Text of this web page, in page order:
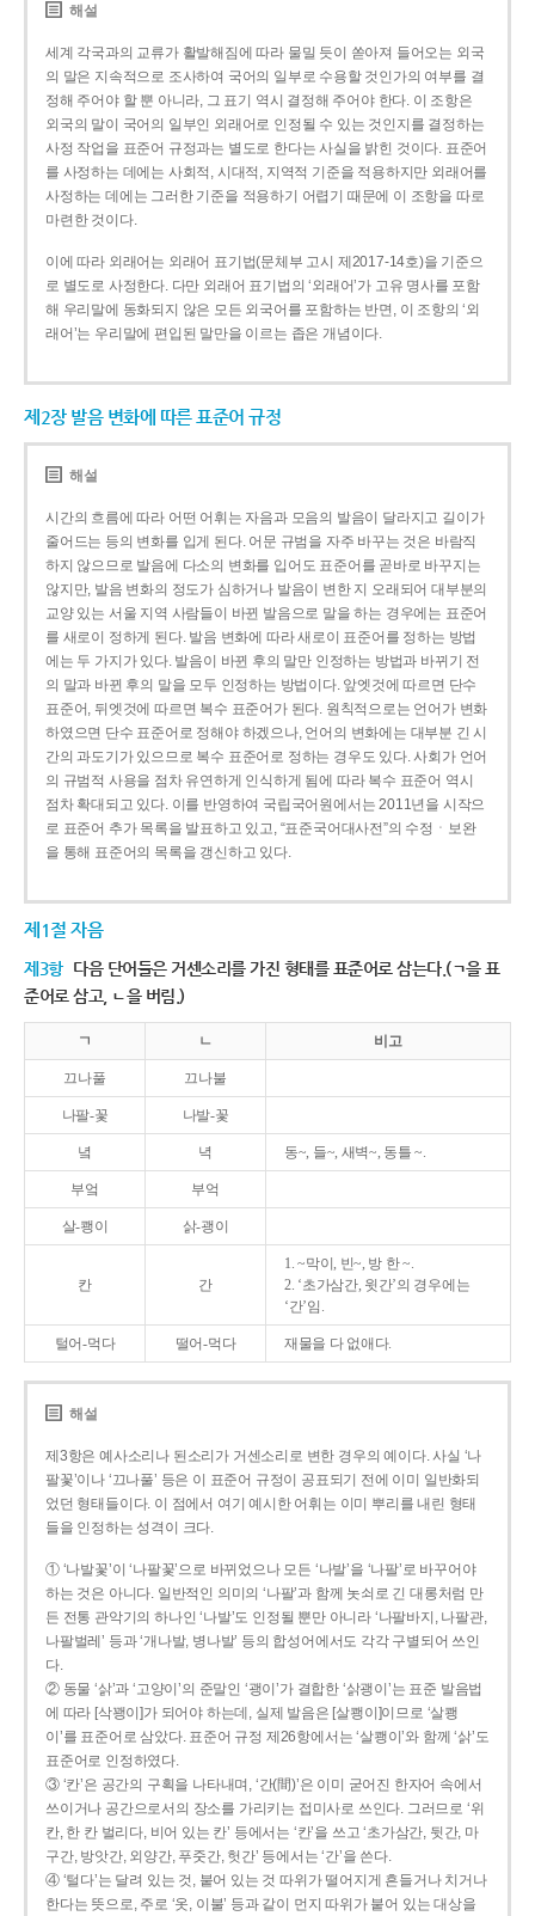
해설
세계 각국과의 교류가 활발해짐에 따라 물밀 듯이 쏟아져 들어오는 외국
의 말은 지속적으로 조사하여 국어의 일부로 수용할 것인가의 여부를 결
정해 주어야 할 뿐 아니라, 그 표기 역시 결정해 주어야 한다. 이 조항은
외국의 말이 국어의 일부인 외래어로 인정될 수 있는 것인지를 결정하는
사정 작업을 표준어 규정과는 별도로 한다는 사실을 밝힌 것이다. 표준어
를 사정하는 데에는 사회적, 시대적, 지역적 기준을 적용하지만 외래어를
사정하는 데에는 그러한 기준을 적용하기 어렵기 때문에 이 조항을 따로
마련한 것이다.
이에 따라 외래어는 외래어 표기법(문체부 고시 제2017-14호)을 기준으
로 별도로 사정한다. 다만 외래어 표기법의 ‘외래어’가 고유 명사를 포함
해 우리말에 동화되지 않은 모든 외국어를 포함하는 반면, 이 조항의 ‘외
래어’는 우리말에 편입된 말만을 이르는 좁은 개념이다.
제2장 발음 변화에 따른 표준어 규정
해설
시간의 흐름에 따라 어떤 어휘는 자음과 모음의 발음이 달라지고 길이가
줄어드는 등의 변화를 입게 된다. 어문 규범을 자주 바꾸는 것은 바람직
하지 않으므로 발음에 다소의 변화를 입어도 표준어를 곧바로 바꾸지는
않지만, 발음 변화의 정도가 심하거나 발음이 변한 지 오래되어 대부분의
교양 있는 서울 지역 사람들이 바뀐 발음으로 말을 하는 경우에는 표준어
를 새로이 정하게 된다. 발음 변화에 따라 새로이 표준어를 정하는 방법
에는 두 가지가 있다. 발음이 바뀐 후의 말만 인정하는 방법과 바뀌기 전
의 말과 바뀐 후의 말을 모두 인정하는 방법이다. 앞엣것에 따르면 단수
표준어, 뒤엣것에 따르면 복수 표준어가 된다. 원칙적으로는 언어가 변화
하였으면 단수 표준어로 정해야 하겠으나, 언어의 변화에는 대부분 긴 시
간의 과도기가 있으므로 복수 표준어로 정하는 경우도 있다. 사회가 언어
의 규범적 사용을 점차 유연하게 인식하게 됨에 따라 복수 표준어 역시
점차 확대되고 있다. 이를 반영하여 국립국어원에서는 2011년을 시작으
로 표준어 추가 목록을 발표하고 있고, “표준국어대사전”의 수정ㆍ보완
을 통해 표준어의 목록을 갱신하고 있다.
제1절 자음
제3항 다음 단어들은 거센소리를 가진 형태를 표준어로 삼는다.(ㄱ을 표
준어로 삼고, ㄴ을 버림.)
ㄱ ㄴ 비고
끄나풀 끄나불
나팔-꽃 나발-꽃
녘 녁 동~, 들~, 새벽~, 동틀 ~.
부엌 부억
살-쾡이 삵-괭이
칸 간
1. ~막이, 빈~, 방 한 ~.
2. ‘초가삼간, 윗간’의 경우에는
‘간’임.
털어-먹다 떨어-먹다 재물을 다 없애다.
해설
제3항은 예사소리나 된소리가 거센소리로 변한 경우의 예이다. 사실 ‘나
팔꽃’이나 ‘끄나풀’ 등은 이 표준어 규정이 공표되기 전에 이미 일반화되
었던 형태들이다. 이 점에서 여기 예시한 어휘는 이미 뿌리를 내린 형태
들을 인정하는 성격이 크다.
① ‘나발꽃’이 ‘나팔꽃’으로 바뀌었으나 모든 ‘나발’을 ‘나팔’로 바꾸어야
하는 것은 아니다. 일반적인 의미의 ‘나팔’과 함께 놋쇠로 긴 대롱처럼 만
든 전통 관악기의 하나인 ‘나발’도 인정될 뿐만 아니라 ‘나팔바지, 나팔관,
나팔벌레’ 등과 ‘개나발, 병나발’ 등의 합성어에서도 각각 구별되어 쓰인
다.
② 동물 ‘삵’과 ‘고양이’의 준말인 ‘괭이’가 결합한 ‘삵괭이’는 표준 발음법
에 따라 [삭꽹이]가 되어야 하는데, 실제 발음은 [살쾡이]이므로 ‘살쾡
이’를 표준어로 삼았다. 표준어 규정 제26항에서는 ‘살쾡이’와 함께 ‘삵’도
표준어로 인정하였다.
③ ‘칸’은 공간의 구획을 나타내며, ‘간(間)’은 이미 굳어진 한자어 속에서
쓰이거나 공간으로서의 장소를 가리키는 접미사로 쓰인다. 그러므로 ‘위
칸, 한 칸 벌리다, 비어 있는 칸’ 등에서는 ‘칸’을 쓰고 ‘초가삼간, 뒷간, 마
구간, 방앗간, 외양간, 푸줏간, 헛간’ 등에서는 ‘간’을 쓴다.
④ ‘털다’는 달려 있는 것, 붙어 있는 것 따위가 떨어지게 흔들거나 치거나
한다는 뜻으로, 주로 ‘옷, 이불’ 등과 같이 먼지 따위가 붙어 있는 대상을